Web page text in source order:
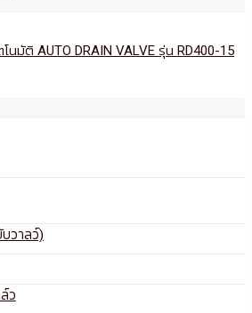
มัติ AUTO DRAIN VALVE รุ่น RD400-15
วาลว์)
ว